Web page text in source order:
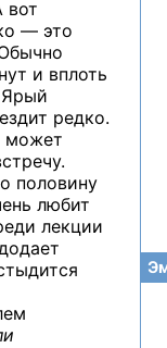
вот
— это
и вплоть
Ярый
редко.
может
половину
любит
лекции